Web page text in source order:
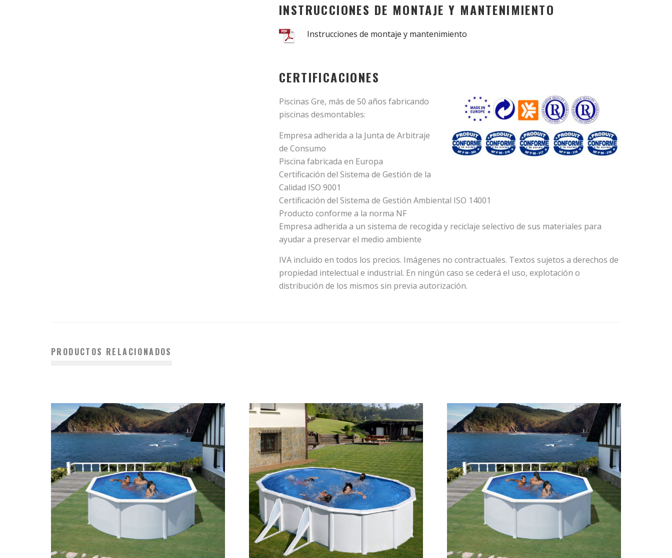
INSTRUCCIONES DE MONTAJE Y MANTENIMIENTO
Instrucciones de montaje y mantenimiento
CERTIFICACIONES
Piscinas Gre, más de 50 años fabricando
piscinas desmontables:
Empresa adherida a la Junta de Arbitraje
de Consumo
Piscina fabricada en Europa
Certificación del Sistema de Gestión de la
Calidad ISO 9001
Certificación del Sistema de Gestión Ambiental ISO 14001
Producto conforme a la norma NF
Empresa adherida a un sistema de recogida y reciclaje selectivo de sus materiales para
ayudar a preservar el medio ambiente
IVA incluido en todos los precios. Imágenes no contractuales. Textos sujetos a derechos de
propiedad intelectual e industrial. En ningún caso se cederá el uso, explotación o
distribución de los mismos sin previa autorización.
PRODUCTOS RELACIONADOS